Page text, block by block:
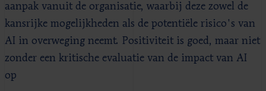
aanpak vanuit de organisatie, waarbij deze zowel de
kansrijke mogelijkheden als de potentiële risico's van
AI in overweging neemt. Positiviteit is goed, maar niet
zonder een kritische evaluatie van de impact van AI
op